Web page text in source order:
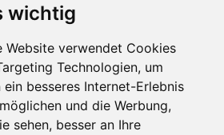
wichtig
Website verwendet Cookies
Technologien, um
ein besseres Internet-Erlebnis
und die Werbung,
sehen, besser an Ihre